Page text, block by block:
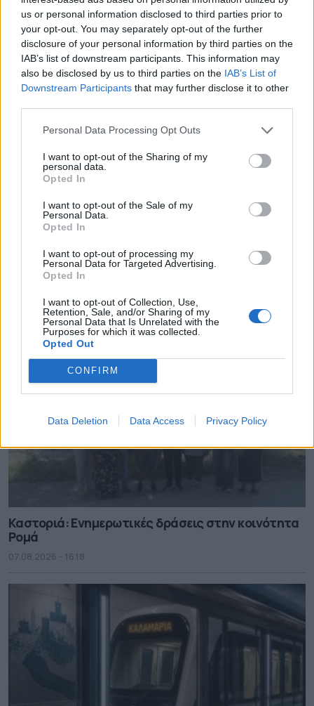
us or personal information disclosed to third parties prior to
your opt-out. You may separately opt-out of the further
disclosure of your personal information by third parties on the
IAB’s list of downstream participants. This information may
also be disclosed by us to third parties on the IAB’s List of
Downstream Participants that may further disclose it to other
Personal Data Processing Opt Outs
I want to opt-out of the Sharing of my
personal data.
Opted In
I want to opt-out of the Sale of my
Personal Data.
Opted In
I want to opt-out of processing my
Personal Data for Targeted Advertising.
Opted In
I want to opt-out of Collection, Use,
Retention, Sale, and/or Sharing of my
Personal Data that Is Unrelated with the
Purposes for which it was collected.
Opted Out
CONFIRM
Data Deletion Data Access Privacy Policy
ΔΗΜΟΙ
657.000 ευρώ για 9 παιδικές χαρές στον Δήμο
Πύργου
07.08.2026 - 16.28
Καστοριά: Ενημερωτικές δράσεις στην κοινότητα
Ρομά
07.08.2026 - 16.18